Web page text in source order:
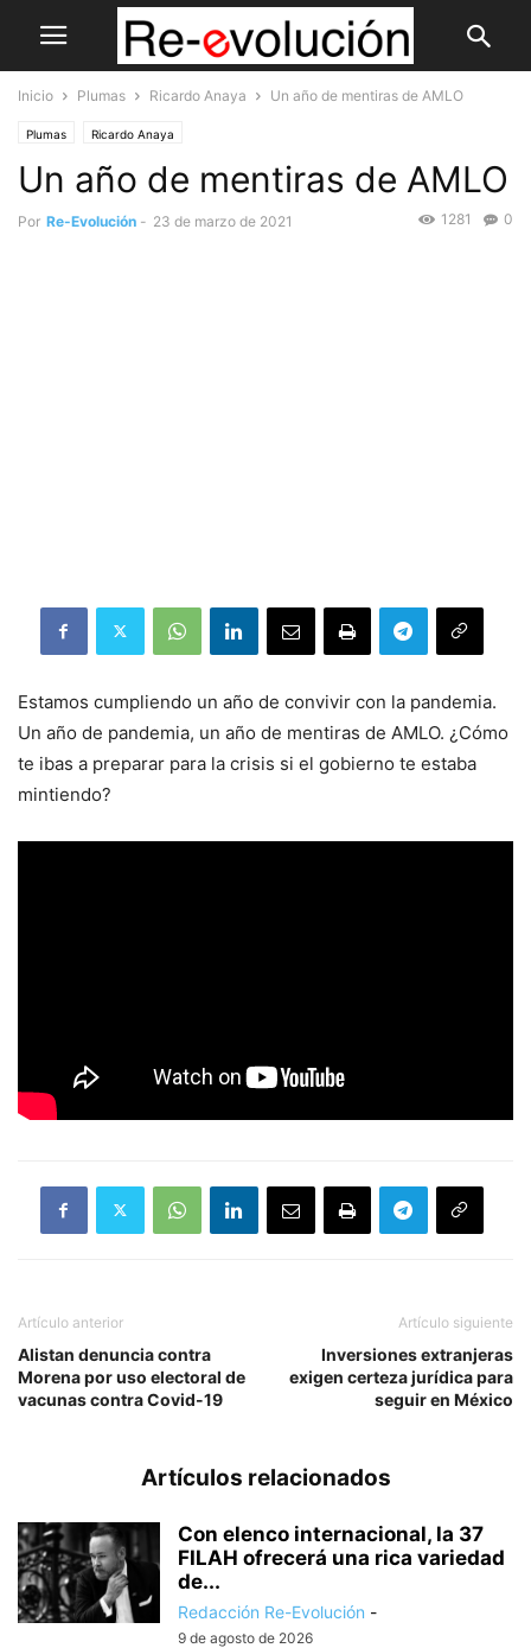
Inicio Plumas Ricardo Anaya Un año de mentiras de AMLO
Plumas Ricardo Anaya
Un año de mentiras de AMLO
Por Re-Evolución - 23 de marzo de 2021 0
1281
Estamos cumpliendo un año de convivir con la pandemia.
Un año de pandemia, un año de mentiras de AMLO. ¿Cómo
te ibas a preparar para la crisis si el gobierno te estaba
mintiendo?
Artículo anterior
Alistan denuncia contra
Morena por uso electoral de
vacunas contra Covid-19
Artículo siguiente
Inversiones extranjeras
exigen certeza jurídica para
seguir en México
Artículos relacionados
Con elenco internacional, la 37
FILAH ofrecerá una rica variedad
de...
Redacción Re-Evolución -
9 de agosto de 2026